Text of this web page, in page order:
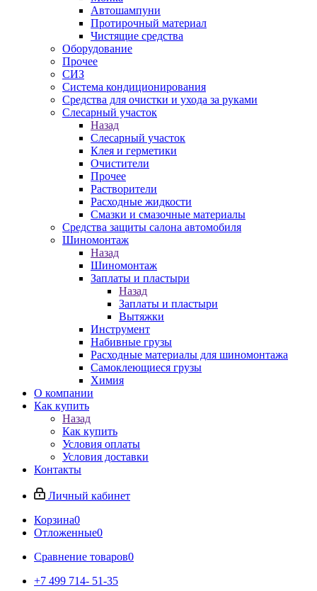
Автошампуни
Протирочный материал
Чистящие средства
Оборудование
Прочее
СИЗ
Система кондиционирования
Средства для очистки и ухода за руками
Слесарный участок
Назад
Слесарный участок
Клея и герметики
Очистители
Прочее
Растворители
Расходные жидкости
Смазки и смазочные материалы
Средства защиты салона автомобиля
Шиномонтаж
Назад
Шиномонтаж
Заплаты и пластыри
Назад
Заплаты и пластыри
Вытяжки
Инструмент
Набивные грузы
Расходные материалы для шиномонтажа
Самоклеющиеся грузы
Химия
О компании
Как купить
Назад
Как купить
Условия оплаты
Условия доставки
Контакты
Личный кабинет
Корзина0
Отложенные0
Сравнение товаров0
+7 499 714- 51-35